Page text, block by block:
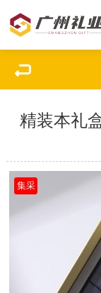
精装本礼
集采